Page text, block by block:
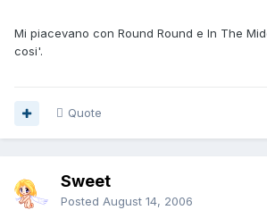
Mi piacevano con Round Round e In The
cosi'.
Quote
Sweet
Posted August 14, 2006